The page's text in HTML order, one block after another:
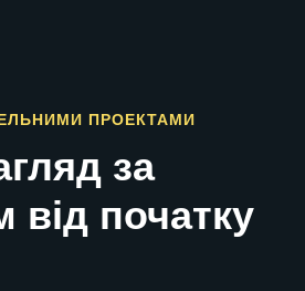
ПРОЕКТАМИ
за
від початку